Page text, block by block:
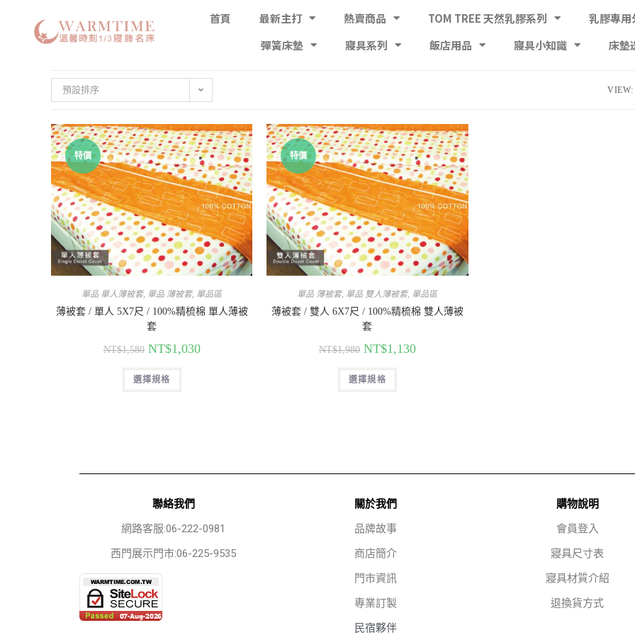
首頁 最新主打 熱賣商品 TOM TREE 天然乳膠系列
乳膠專用
彈簧床墊
寢具系列 飯店用品 寢具小知識 床墊
預設排序 VIEW:
特價
單品 單人薄被套, 單品 薄被套, 單品區
薄被套 / 單人 5X7尺 / 100%精梳棉 單人薄被
套
NT$1,580 NT$1,030
選擇規格
特價
單品 薄被套, 單品 雙人薄被套, 單品區
薄被套 / 雙人 6X7尺 / 100%精梳棉 雙人薄被
套
NT$1,980 NT$1,130
選擇規格
聯絡我們
網路客服:06-222-0981
西門展示門市:06-225-9535
關於我們
品牌故事
商店簡介
門市資訊
專業訂製
民宿夥伴
購物說明
會員登入
寢具尺寸表
寢具材質介紹
退換貨方式